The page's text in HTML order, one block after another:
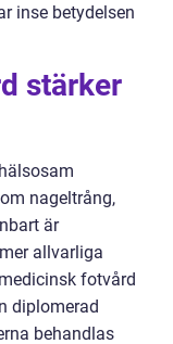
inse betydelsen
stärker
nageltrång,
är
allvarliga
fotvård
diplomerad
behandlas